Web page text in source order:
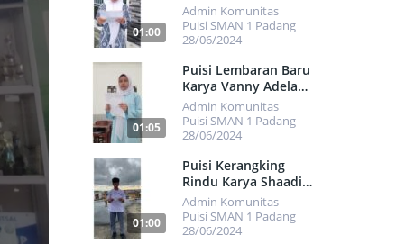
500
01:00
Admin Komunitas
Puisi SMAN 1 Padang
28/06/2024
552
01:05
Puisi Lembaran Baru
Karya Vanny Adela
Putri
Admin Komunitas
Puisi SMAN 1 Padang
28/06/2024
01:00
Puisi Kerangking
Rindu Karya Shaadiq
Faraas Yulson
Admin Komunitas
Puisi SMAN 1 Padang
28/06/2024